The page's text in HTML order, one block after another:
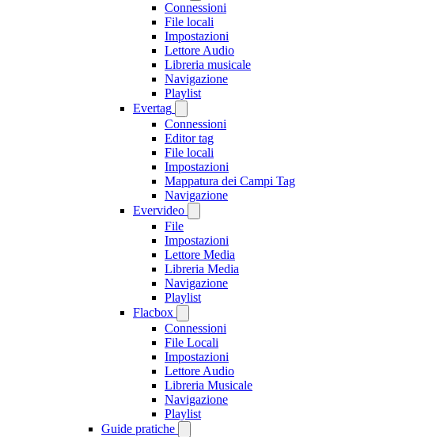
Connessioni
File locali
Impostazioni
Lettore Audio
Libreria musicale
Navigazione
Playlist
Evertag
Connessioni
Editor tag
File locali
Impostazioni
Mappatura dei Campi Tag
Navigazione
Evervideo
File
Impostazioni
Lettore Media
Libreria Media
Navigazione
Playlist
Flacbox
Connessioni
File Locali
Impostazioni
Lettore Audio
Libreria Musicale
Navigazione
Playlist
Guide pratiche